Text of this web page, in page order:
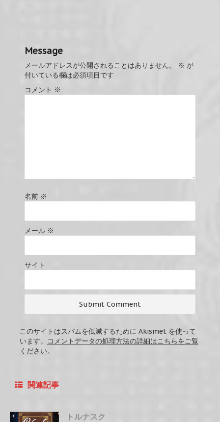
Message
メールアドレスが公開されることはありません。 ※ が
付いている欄は必須項目です
コメント ※
名前 ※
メール ※
サイト
このサイトはスパムを低減するために Akismet を使って
います。
コメントデータの処理方法の詳細はこちらをご覧
ください。
関連記事
トルナスク